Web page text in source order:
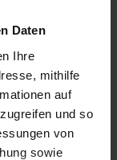
Daten
Ihre
mithilfe
auf
und so
von
sowie
27", QD-OLED,